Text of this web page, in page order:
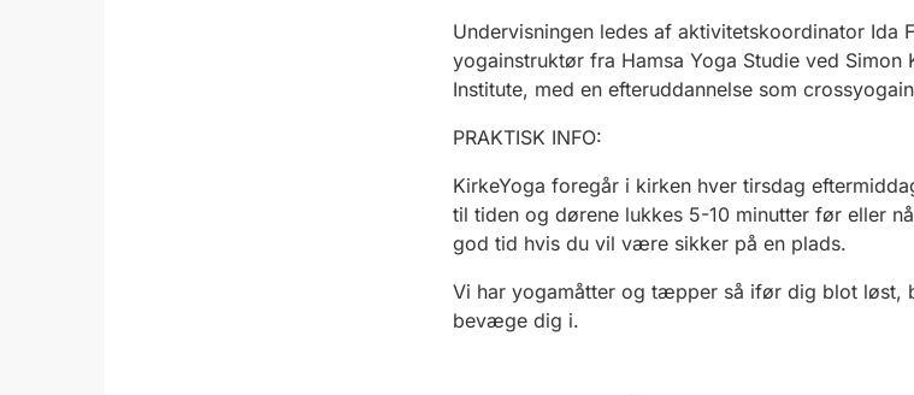
Undervisningen ledes af aktivitetskoordinator Ida
yogainstruktør fra Hamsa Yoga Studie ved Simon
Institute, med en efteruddannelse som
PRAKTISK INFO:
KirkeYoga foregår i kirken hver tirsdag
til tiden og dørene lukkes 5-10 minutter før eller
god tid hvis du vil være sikker på en plads.
Vi har yogamåtter og tæpper så ifør dig blot løst,
bevæge dig i.